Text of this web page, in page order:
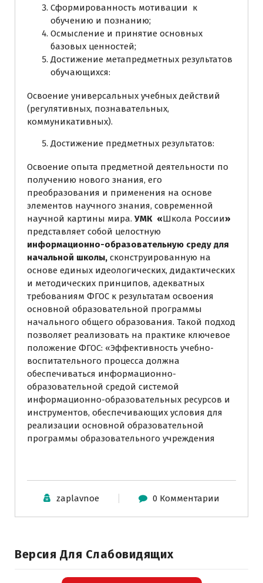
Сформированность мотивации к
обучению и познанию;
Осмысление и принятие основных
базовых ценностей;
Достижение метапредметных результатов
обучающихся:
Освоение универсальных учебных действий
(регулятивных, познавательных,
коммуникативных).
Достижение предметных результатов:
Освоение опыта предметной деятельности по
получению нового знания, его
преобразования и применения на основе
элементов научного знания, современной
научной картины мира. УМК «Школа России»
представляет собой целостную
информационно-образовательную среду для
начальной школы, сконструированную на
основе единых идеологических, дидактических
и методических принципов, адекватных
требованиям ФГОС к результатам освоения
основной образовательной программы
начального общего образования. Такой подход
позволяет реализовать на практике ключевое
положение ФГОС: «Эффективность учебно-
воспитательного процесса должна
обеспечиваться информационно-
образовательной средой системой
информационно-образовательных ресурсов и
инструментов, обеспечивающих условия для
реализации основной образовательной
программы образовательного учреждения
zaplavnoe 0 Комментарии
Версия Для Слабовидящих